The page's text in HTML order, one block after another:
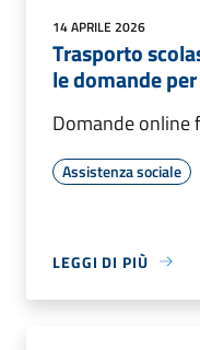
14 APRILE 2026
Trasporto
le domande
Domande online
Assistenza sociale
LEGGI DI PIÙ